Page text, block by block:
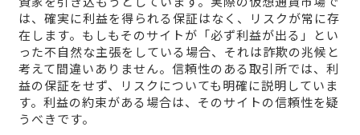
は、確実に利益を得られる保証はなく、リスクが常に存
在します。もしもそのサイトが「必ず利益が出る」とい
った不自然な主張をしている場合、それは詐欺の兆候と
考えて間違いありません。信頼性のある取引所では、利
益の保証をせず、リスクについても明確に説明していま
す。利益の約束がある場合は、そのサイトの信頼性を疑
うべきです。